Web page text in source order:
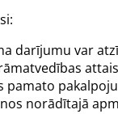
darījumu var
pamato
norādītajā